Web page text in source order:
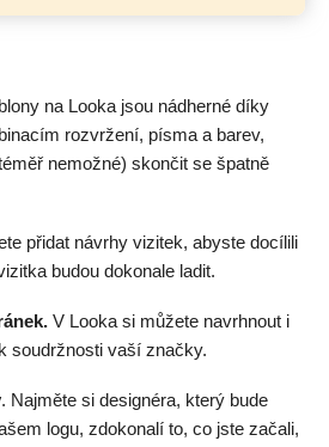
na Looka jsou nádherné díky
rozvržení, písma a barev,
nemožné) skončit se špatně
přidat návrhy vizitek, abyste docílili
budou dokonale ladit.
V Looka si můžete navrhnout i
soudržnosti vaší značky.
. Najměte si designéra, který bude
logu, zdokonalí to, co jste začali,